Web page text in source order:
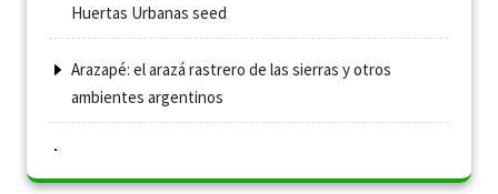
Huertas Urbanas seed
Arazapé: el arazá rastrero de las sierras y otros
ambientes argentinos